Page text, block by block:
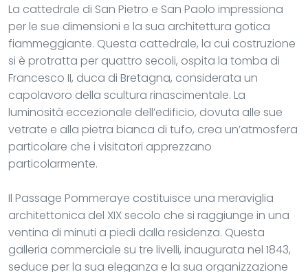
La cattedrale di San Pietro e San Paolo impressiona
per le sue dimensioni e la sua architettura gotica
fiammeggiante. Questa cattedrale, la cui costruzione
si è protratta per quattro secoli, ospita la tomba di
Francesco II, duca di Bretagna, considerata un
capolavoro della scultura rinascimentale. La
luminosità eccezionale dell’edificio, dovuta alle sue
vetrate e alla pietra bianca di tufo, crea un’atmosfera
particolare che i visitatori apprezzano
particolarmente.
Il Passage Pommeraye costituisce una meraviglia
architettonica del XIX secolo che si raggiunge in una
ventina di minuti a piedi dalla residenza. Questa
galleria commerciale su tre livelli, inaugurata nel 1843,
seduce per la sua eleganza e la sua organizzazione